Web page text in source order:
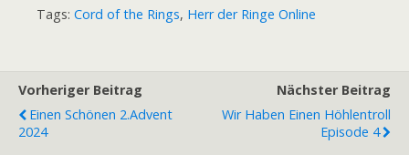
Tags: Cord of the Rings, Herr der Ringe Online
Vorheriger Beitrag
Einen Schönen 2.Advent
2024
Nächster Beitrag
Wir Haben Einen Höhlentroll
Episode 4